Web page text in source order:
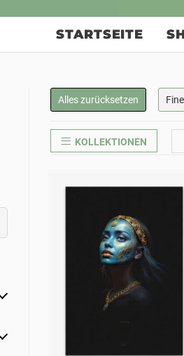
STARTSEITE
Alles zurücksetzen
KOLLEKTIONEN